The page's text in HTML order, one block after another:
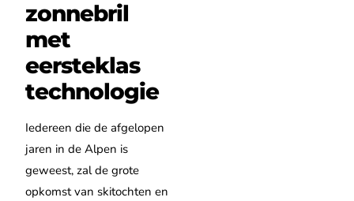
zonnebril
met
eersteklas
technologie
Iedereen die de afgelopen
jaren in de Alpen is
geweest, zal de grote
opkomst van skitochten en